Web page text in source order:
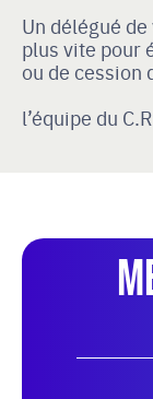
Un délégué
plus vite pour
ou de cession
l’équipe du